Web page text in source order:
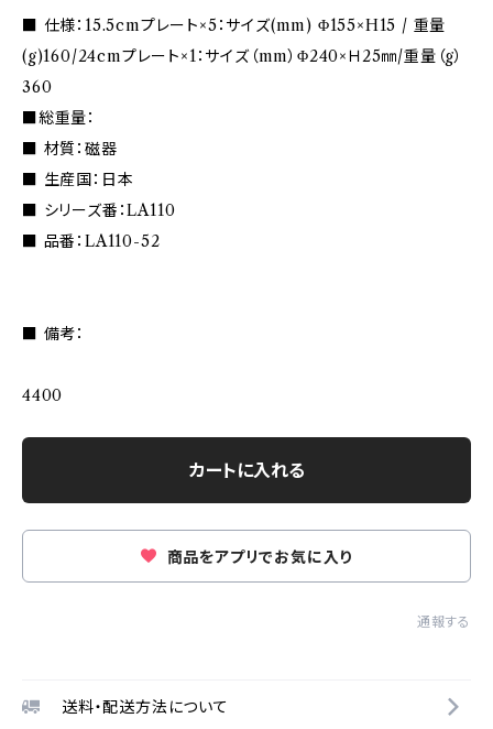
■ 仕様：15.5cmプレート×5：サイズ(mm) Φ155×H15 / 重量
(g)160/24cmプレート×1：サイズ（mm）Φ240×Ｈ25㎜/重量（g）
360
■総重量：
■ 材質：磁器
■ 生産国：日本
■ シリーズ番：LA110
■ 品番：LA110-52
■ 備考：
4400
カートに入れる
商品をアプリでお気に入り
通報する
送料・配送方法について